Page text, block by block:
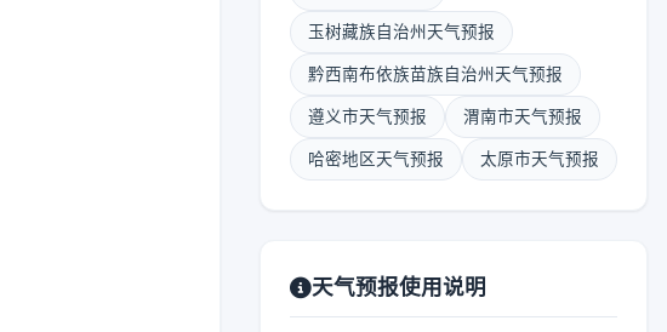
玉树藏族自治州天气预报
黔西南布依族苗族自治州天气预报
遵义市天气预报 渭南市天气预报
哈密地区天气预报 太原市天气预报
天气预报使用说明